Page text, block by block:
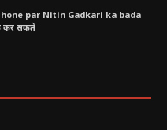
par Nitin Gadkari ka bada
कर सकते